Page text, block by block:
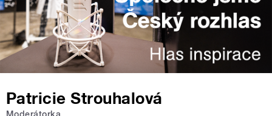
Patricie Strouhalová
Moderátorka